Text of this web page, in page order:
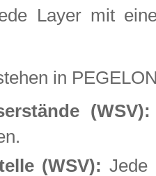
Layer mit
in
(WSV):
(WSV): Jede